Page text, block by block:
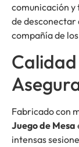
comunicación y
de desconectar
compañía de
Fabricado con
Juego de Mesa
intensas